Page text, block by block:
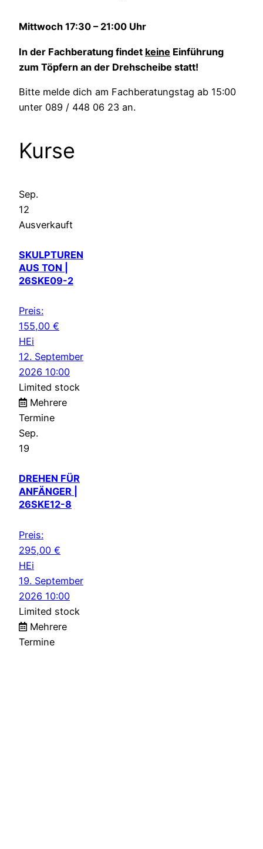
Mittwoch 17:30 – 21:00 Uhr
In der Fachberatung findet keine Einführung
zum Töpfern an der Drehscheibe statt!
Bitte melde dich am Fachberatungstag ab 15:00
unter 089 / 448 06 23 an.
Kurse
Sep.
12
Ausverkauft
SKULPTUREN
AUS TON |
26SKE09-2
Preis:
155,00 €
HEi
12. September
2026 10:00
Limited stock
Mehrere
Termine
Sep.
19
DREHEN FÜR
ANFÄNGER |
26SKE12-8
Preis:
295,00 €
HEi
19. September
2026 10:00
Limited stock
Mehrere
Termine